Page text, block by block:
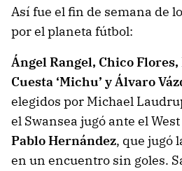
Así fue el fin de semana de
por el planeta fútbol:
Ángel Rangel, Chico
Cuesta ‘Michu’ y Álvaro
elegidos por Michael
el Swansea jugó ante el
Pablo Hernández, que jugó
en un encuentro sin goles.